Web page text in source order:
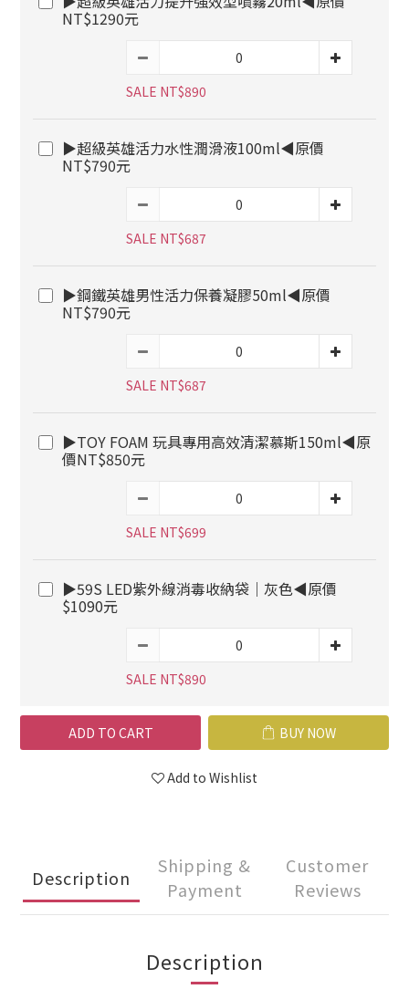
NT$1290元
SALE NT$890
▶超級英雄活力水性潤滑液100ml◀原價
NT$790元
SALE NT$687
▶鋼鐵英雄男性活力保養凝膠50ml◀原價
NT$790元
SALE NT$687
▶TOY FOAM 玩具專用高效清潔慕斯150ml◀原
價NT$850元
SALE NT$699
▶59S LED紫外線消毒收納袋｜灰色◀原價
$1090元
SALE NT$890
ADD TO CART BUY NOW
Add to Wishlist
Description
Shipping &
Payment
Customer
Reviews
Description